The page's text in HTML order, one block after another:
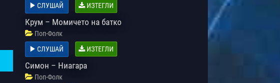
СЛУШАЙ
ИЗТЕГЛИ
Крум – Момичето на батко
Поп-Фолк
СЛУШАЙ
ИЗТЕГЛИ
Симон – Ниагара
Поп-Фолк